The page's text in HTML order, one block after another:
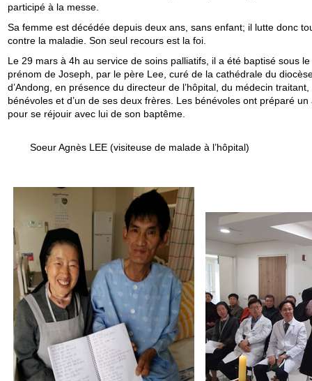
participé à la messe.
Sa femme est décédée depuis deux ans, sans enfant; il lutte donc
contre la maladie. Son seul recours est la foi.
Le 29 mars à 4h au service de soins palliatifs, il a été baptisé sous le
prénom de Joseph, par le père Lee, curé de la cathédrale du
d’Andong, en présence du directeur de l’hôpital, du médecin traitant,
bénévoles et d’un de ses deux frères. Les bénévoles ont préparé un
pour se réjouir avec lui de son baptême.
Soeur Agnès LEE (visiteuse de malade à l’hôpital)